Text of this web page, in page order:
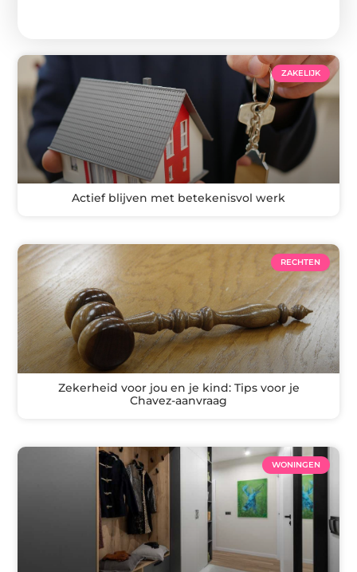
ZAKELIJK
Actief blijven met betekenisvol werk
RECHTEN
Zekerheid voor jou en je kind: Tips voor je
Chavez-aanvraag
WONINGEN